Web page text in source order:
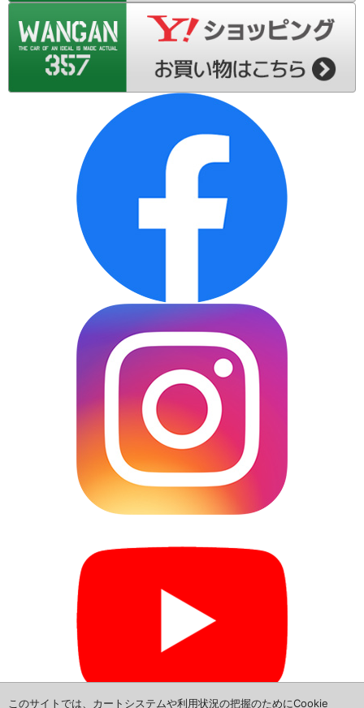
L175S-ダイハツ ムーブ
L185S-ダイハツ ムーブ
LA100S-ダイハツ ムーブ
LA110S-ダイハツ ムーブ
L575S-ダイハツ ムーブ コンテ
L375S-ダイハツ タント
L455S-ダイハツ タント エグゼ
L675S-ダイハツ ミラ ココア
LA300S-ダイハツ ミラ イース
LA310S-ダイハツ ミラ イース
L685S-ダイハツ ミラ ココア
L465S-ダイハツ タント エグゼ
L385S-ダイハツ タント
L585S-ダイハツ ムーブ コンテ
L880K-ダイハツ コペン
NSP160V-トヨタ プロボックス
NCP165V-トヨタ サクシード
NHP160V-トヨタ サクシード
NCP160V-トヨタ プロボックス
このサイトでは、カートシステムや利用状況の把握のためにCookie